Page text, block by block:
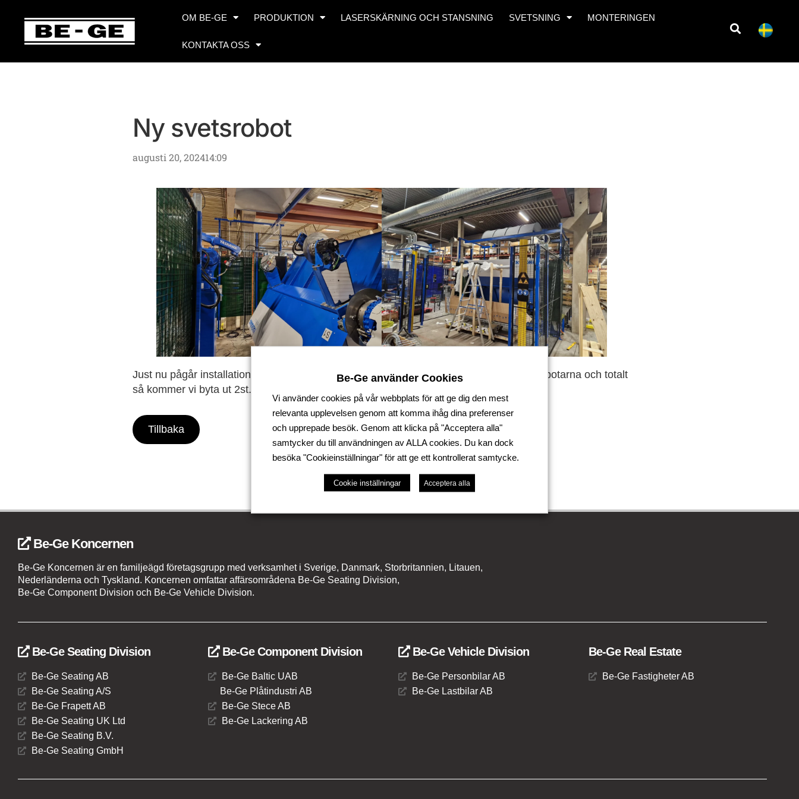
OM BE-GE PRODUKTION LASERSKÄRNING OCH STANSNING SVETSNING MONTERINGEN
KONTAKTA OSS
Ny svetsrobot
augusti 20, 202414:09
Just nu pågår installation av ny svetsrobot, det var nu dags att byta ut de äldsta svetsrobotarna och totalt
så kommer vi byta ut 2st.
Tillbaka
Be-Ge Koncernen
Be-Ge Koncernen är en familjeägd företagsgrupp med verksamhet i Sverige, Danmark, Storbritannien, Litauen,
Nederländerna och Tyskland. Koncernen omfattar affärsområdena Be-Ge Seating Division,
Be-Ge Component Division och Be-Ge Vehicle Division.
Be-Ge Seating Division
Be-Ge Seating AB
Be-Ge Seating A/S
Be-Ge Frapett AB
Be-Ge Seating UK Ltd
Be-Ge Seating B.V.
Be-Ge Seating GmbH
Be-Ge Component Division
Be-Ge Baltic UAB
Be-Ge Plåtindustri AB
Be-Ge Stece AB
Be-Ge Lackering AB
Be-Ge Vehicle Division
Be-Ge Personbilar AB
Be-Ge Lastbilar AB
Be-Ge Real Estate
Be-Ge Fastigheter AB
Be-Ge använder Cookies
Vi använder cookies på vår webbplats för att ge dig den mest
relevanta upplevelsen genom att komma ihåg dina preferenser
och upprepade besök. Genom att klicka på "Acceptera alla"
samtycker du till användningen av ALLA cookies. Du kan dock
besöka "Cookieinställningar" för att ge ett kontrollerat samtycke.
Cookie inställningar Acceptera alla